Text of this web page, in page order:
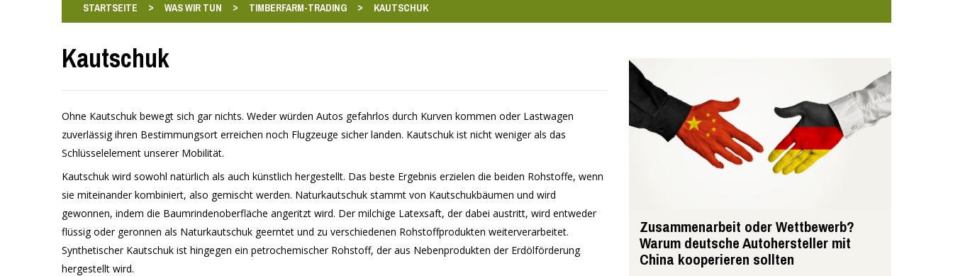
STARTSEITE > WAS WIR TUN > TIMBERFARM-TRADING > KAUTSCHUK
Kautschuk
Ohne Kautschuk bewegt sich gar nichts. Weder würden Autos gefahrlos durch Kurven kommen oder Lastwagen
zuverlässig ihren Bestimmungsort erreichen noch Flugzeuge sicher landen. Kautschuk ist nicht weniger als das
Schlüsselelement unserer Mobilität.
Kautschuk wird sowohl natürlich als auch künstlich hergestellt. Das beste Ergebnis erzielen die beiden Rohstoffe, wenn
sie miteinander kombiniert, also gemischt werden. Naturkautschuk stammt von Kautschukbäumen und wird
gewonnen, indem die Baumrindenoberfläche angeritzt wird. Der milchige Latexsaft, der dabei austritt, wird entweder
flüssig oder geronnen als Naturkautschuk geerntet und zu verschiedenen Rohstoffprodukten weiterverarbeitet.
Synthetischer Kautschuk ist hingegen ein petrochemischer Rohstoff, der aus Nebenprodukten der Erdölförderung
hergestellt wird.
Zusammenarbeit oder Wettbewerb?
Warum deutsche Autohersteller mit
China kooperieren sollten